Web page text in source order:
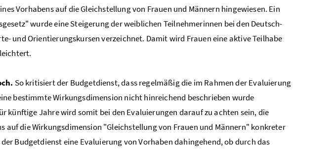
Vorhabens auf die Gleichstellung von Frauen und Männern hingewiesen. Ein
wurde eine Steigerung der weiblichen Teilnehmerinnen bei den Deutsch-
und Orientierungskursen verzeichnet. Damit wird Frauen eine aktive Teilhabe
So kritisiert der Budgetdienst, dass regelmäßig die im Rahmen der Evaluierung
bestimmte Wirkungsdimension nicht hinreichend beschrieben wurde
künftige Jahre wird somit bei den Evaluierungen darauf zu achten sein, die
auf die Wirkungsdimension "Gleichstellung von Frauen und Männern" konkreter
Budgetdienst eine Evaluierung von Vorhaben dahingehend, ob durch das